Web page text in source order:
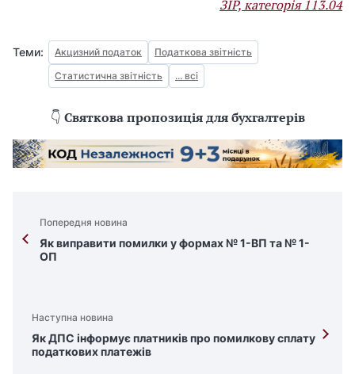
ЗІР, категорія 113.04
Теми: Акцизний податок
Податкова звітність
Статистична звітність
... всі
👇 Святкова пропозиція для бухгалтерів
Попередня новина
Як виправити помилки у формах № 1-ВП та № 1-
ОП
Наступна новина
Як ДПС інформує платників про помилкову сплату
податкових платежів